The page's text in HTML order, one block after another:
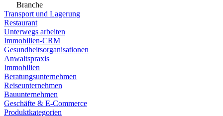
Branche
Transport und Lagerung
Restaurant
Unterwegs arbeiten
Immobilien-CRM
Gesundheitsorganisationen
Anwaltspraxis
Immobilien
Beratungsunternehmen
Reiseunternehmen
Bauunternehmen
Geschäfte & E-Commerce
Produktkategorien